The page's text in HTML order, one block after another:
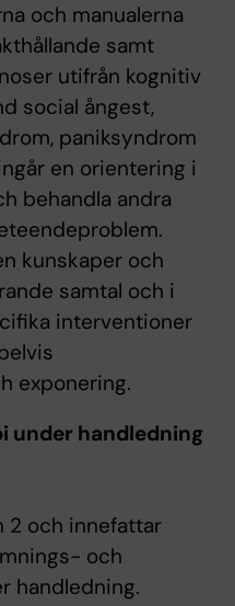
och manualerna
samt
utifrån kognitiv
social ångest,
paniksyndrom
en orientering i
behandla andra
kunskaper och
samtal och i
interventioner
exponering.
under handledning
2 och innefattar
och
handledning.